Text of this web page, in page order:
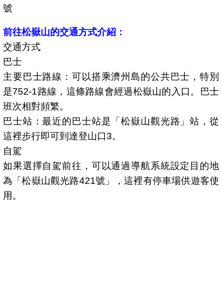
號
前往松嶽山的交通方式介紹：
交通方式
巴士
主要巴士路線：可以搭乘濟州島的公共巴士，特別
是752-1路線，這條路線會經過松嶽山的入口。巴士
班次相對頻繁。
巴士站：最近的巴士站是「松嶽山觀光路」站，從
這裡步行即可到達登山口3。
自駕
如果選擇自駕前往，可以通過導航系統設定目的地
為「松嶽山觀光路421號」，這裡有停車場供遊客使
用。